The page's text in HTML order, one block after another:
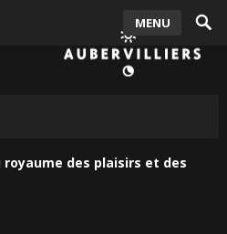
MENU
des plaisirs et des